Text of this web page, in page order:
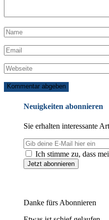
Neuigkeiten abonnieren
Sie erhalten interessante
Ich stimme zu, dass
Danke fürs Abonnieren